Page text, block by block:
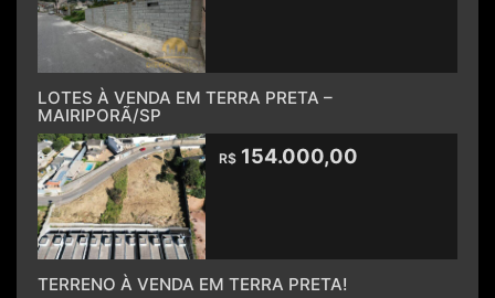
LOTES À VENDA EM TERRA PRETA –
MAIRIPORÃ/SP
R$ 154.000,00
TERRENO À VENDA EM TERRA PRETA!